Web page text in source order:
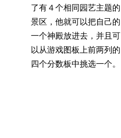
了有４个相同园艺主题的
景区，他就可以把自己的
一个神殿放进去，并且可
以从游戏图板上前两列的
四个分数板中挑选一个。